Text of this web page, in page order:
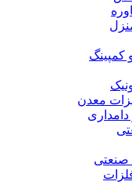
کمپینگ
معدن
صنعتی